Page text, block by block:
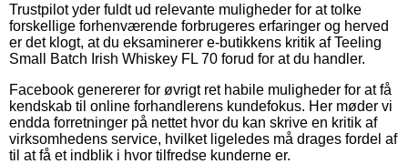
Trustpilot yder fuldt ud relevante muligheder for at tolke
forskellige forhenværende forbrugeres erfaringer og herved
er det klogt, at du eksaminerer e-butikkens kritik af Teeling
Small Batch Irish Whiskey FL 70 forud for at du handler.
Facebook genererer for øvrigt ret habile muligheder for at få
kendskab til online forhandlerens kundefokus. Her møder vi
endda forretninger på nettet hvor du kan skrive en kritik af
virksomhedens service, hvilket ligeledes må drages fordel af
til at få et indblik i hvor tilfredse kunderne er.